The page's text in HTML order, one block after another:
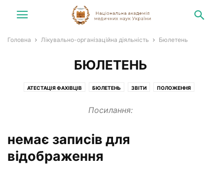
Головна Лікувально-організаційна діяльність Бюлетень
БЮЛЕТЕНЬ
АТЕСТАЦІЯ ФАХІВЦІВ БЮЛЕТЕНЬ ЗВІТИ ПОЛОЖЕННЯ
Посилання:
немає записів для
відображення